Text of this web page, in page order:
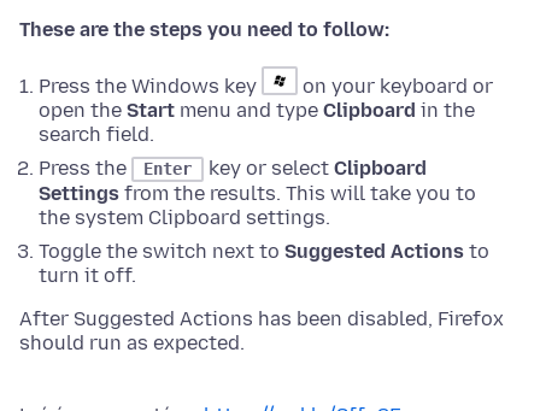
These are the steps you need to follow:
Press the Windows key
on your keyboard or
open the Start menu and type Clipboard in the
search field.
Press the
Enter key or select Clipboard
Settings from the results. This will take you to
the system Clipboard settings.
Toggle the switch next to Suggested Actions to
turn it off.
After Suggested Actions has been disabled, Firefox
should run as expected.